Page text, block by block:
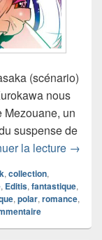
(scénario)
nous
Mezouane, un
suspense de
la lecture →
, collection,
, Editis, fantastique,
, polar, romance,